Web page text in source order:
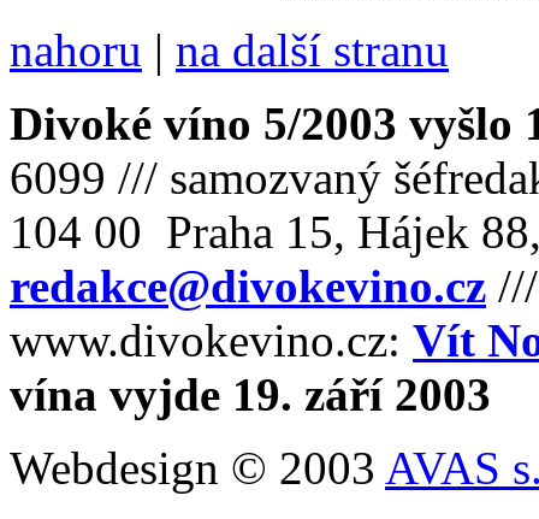
nahoru | na další stranu
Divoké víno 5/2003 vyšlo
6099 /// samozvaný
104 00 Praha 15, Hájek
redakce@divokevino.cz
www.divokevino.cz: Vít
vína vyjde 19. září 2003
Webdesign © 2003 AVAS